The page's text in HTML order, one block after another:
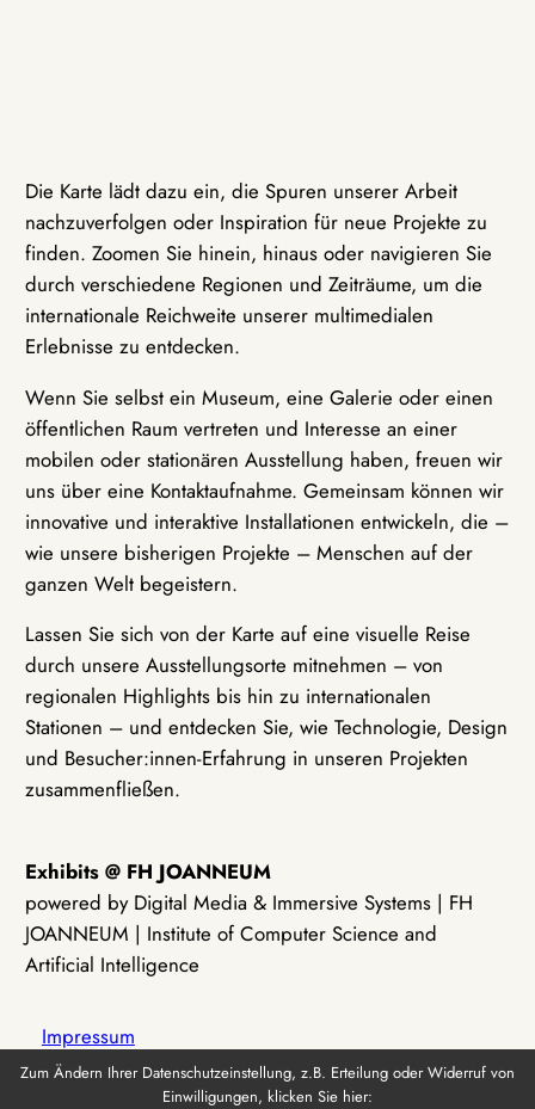
Die Karte lädt dazu ein, die Spuren unserer Arbeit
nachzuverfolgen oder Inspiration für neue Projekte zu
finden. Zoomen Sie hinein, hinaus oder navigieren Sie
durch verschiedene Regionen und Zeiträume, um die
internationale Reichweite unserer multimedialen
Erlebnisse zu entdecken.
Wenn Sie selbst ein Museum, eine Galerie oder einen
öffentlichen Raum vertreten und Interesse an einer
mobilen oder stationären Ausstellung haben, freuen wir
uns über eine Kontaktaufnahme. Gemeinsam können wir
innovative und interaktive Installationen entwickeln, die –
wie unsere bisherigen Projekte – Menschen auf der
ganzen Welt begeistern.
Lassen Sie sich von der Karte auf eine visuelle Reise
durch unsere Ausstellungsorte mitnehmen – von
regionalen Highlights bis hin zu internationalen
Stationen – und entdecken Sie, wie Technologie, Design
und Besucher:innen-Erfahrung in unseren Projekten
zusammenfließen.
Exhibits @ FH JOANNEUM
powered by Digital Media & Immersive Systems | FH
JOANNEUM | Institute of Computer Science and
Artificial Intelligence
Impressum
Zum Ändern Ihrer Datenschutzeinstellung, z.B. Erteilung oder Widerruf von
Einwilligungen, klicken Sie hier: